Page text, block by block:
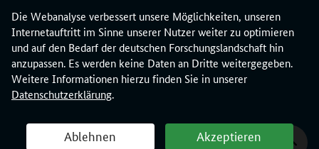
Die Webanalyse verbessert unsere Möglichkeiten, unseren
Internetauftritt im Sinne unserer Nutzer weiter zu optimieren
und auf den Bedarf der deutschen Forschungslandschaft hin
anzupassen. Es werden keine Daten an Dritte weitergegeben.
Weitere Informationen hierzu finden Sie in unserer
Datenschutzerklärung.
Ablehnen Akzeptieren
f
ü
r
H
o
r